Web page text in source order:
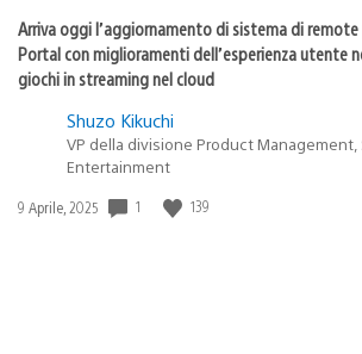
Arriva oggi l’aggiornamento di sistema di
Portal con miglioramenti dell’esperienza utente
giochi in streaming nel cloud
Shuzo Kikuchi
VP della divisione Product
Entertainment
Data
9 Aprile, 2025 1 139